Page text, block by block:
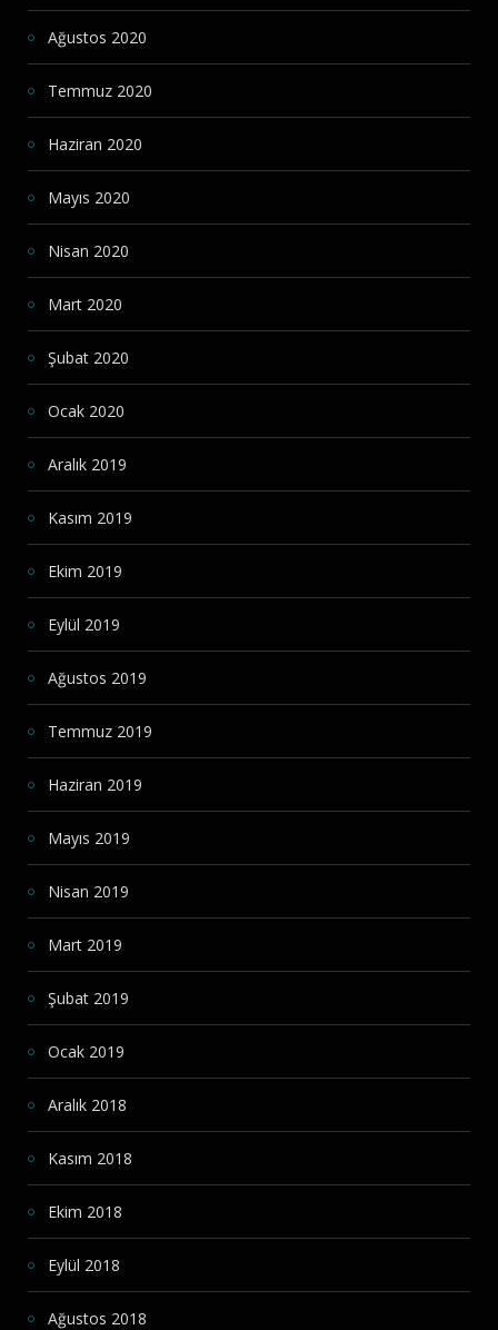
Ağustos 2020
Temmuz 2020
Haziran 2020
Mayıs 2020
Nisan 2020
Mart 2020
Şubat 2020
Ocak 2020
Aralık 2019
Kasım 2019
Ekim 2019
Eylül 2019
Ağustos 2019
Temmuz 2019
Haziran 2019
Mayıs 2019
Nisan 2019
Mart 2019
Şubat 2019
Ocak 2019
Aralık 2018
Kasım 2018
Ekim 2018
Eylül 2018
Ağustos 2018